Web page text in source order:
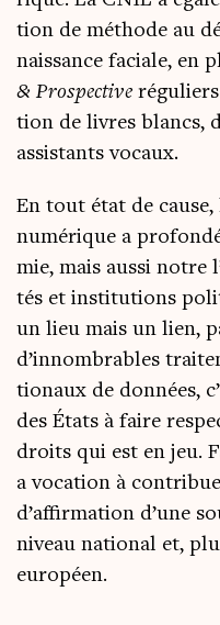
tion de méthode au
nais­sance faciale, en
& Pros­pec­tive
tion de livres blancs,
assis­tants vocaux.
En tout état de
numé­rique a
mie, mais aus­si notre
tés et ins­ti­tu­tions
un lieu mais un lien,
d’innombrables
tio­naux de don­nées,
des États à faire
droits qui est en jeu.
a voca­tion à
d’affirmation d’une
niveau natio­nal et,
européen.